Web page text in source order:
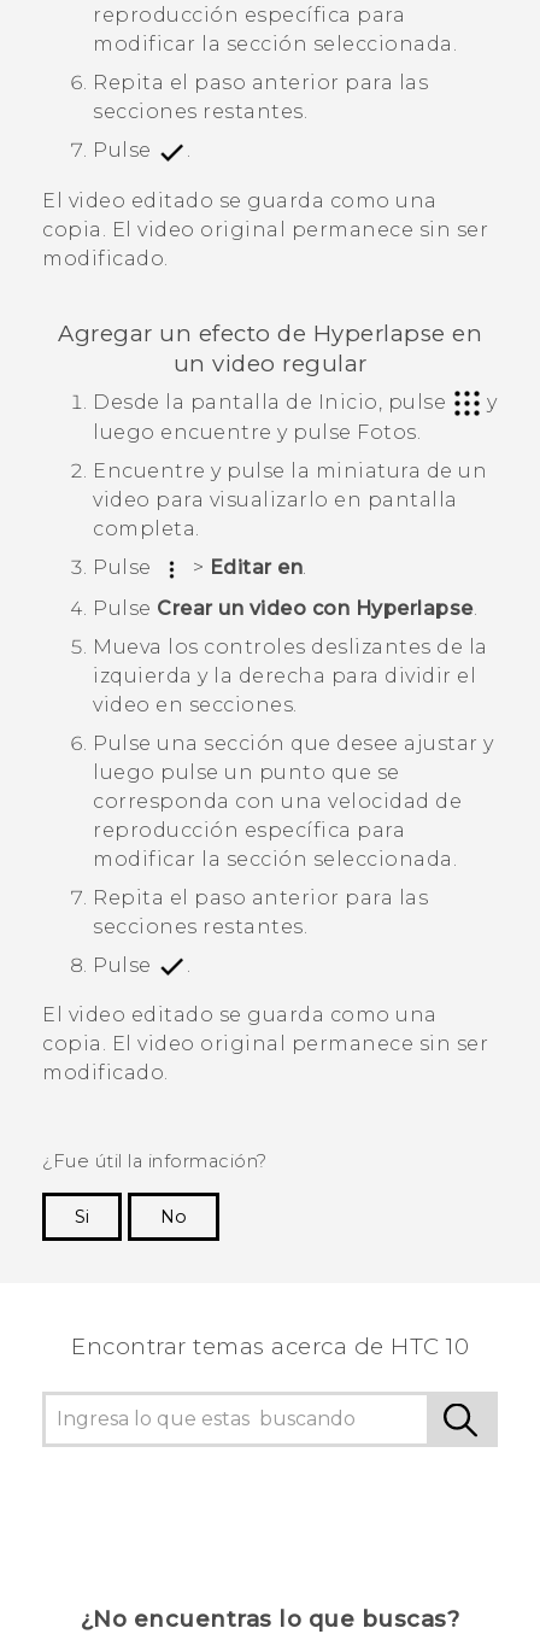
reproducción específica para
modificar la sección seleccionada.
Repita el paso anterior para las
secciones restantes.
Pulse
.
El video editado se guarda como una
copia. El video original permanece sin ser
modificado.
Agregar un efecto de Hyperlapse en
un video regular
Desde la pantalla de Inicio, pulse
y
luego encuentre y pulse Fotos.
Encuentre y pulse la miniatura de un
video para visualizarlo en pantalla
completa.
Pulse
> Editar en.
Pulse Crear un video con Hyperlapse.
Mueva los controles deslizantes de la
izquierda y la derecha para dividir el
video en secciones.
Pulse una sección que desee ajustar y
luego pulse un punto que se
corresponda con una velocidad de
reproducción específica para
modificar la sección seleccionada.
Repita el paso anterior para las
secciones restantes.
Pulse
El video editado se guarda como una
copia. El video original permanece sin ser
modificado.
¿Fue útil la información?
Si
No
Encontrar temas acerca de HTC 10
¿No encuentras lo que buscas?